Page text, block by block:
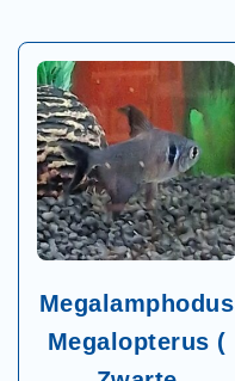
Megalamphodus
Megalopterus (